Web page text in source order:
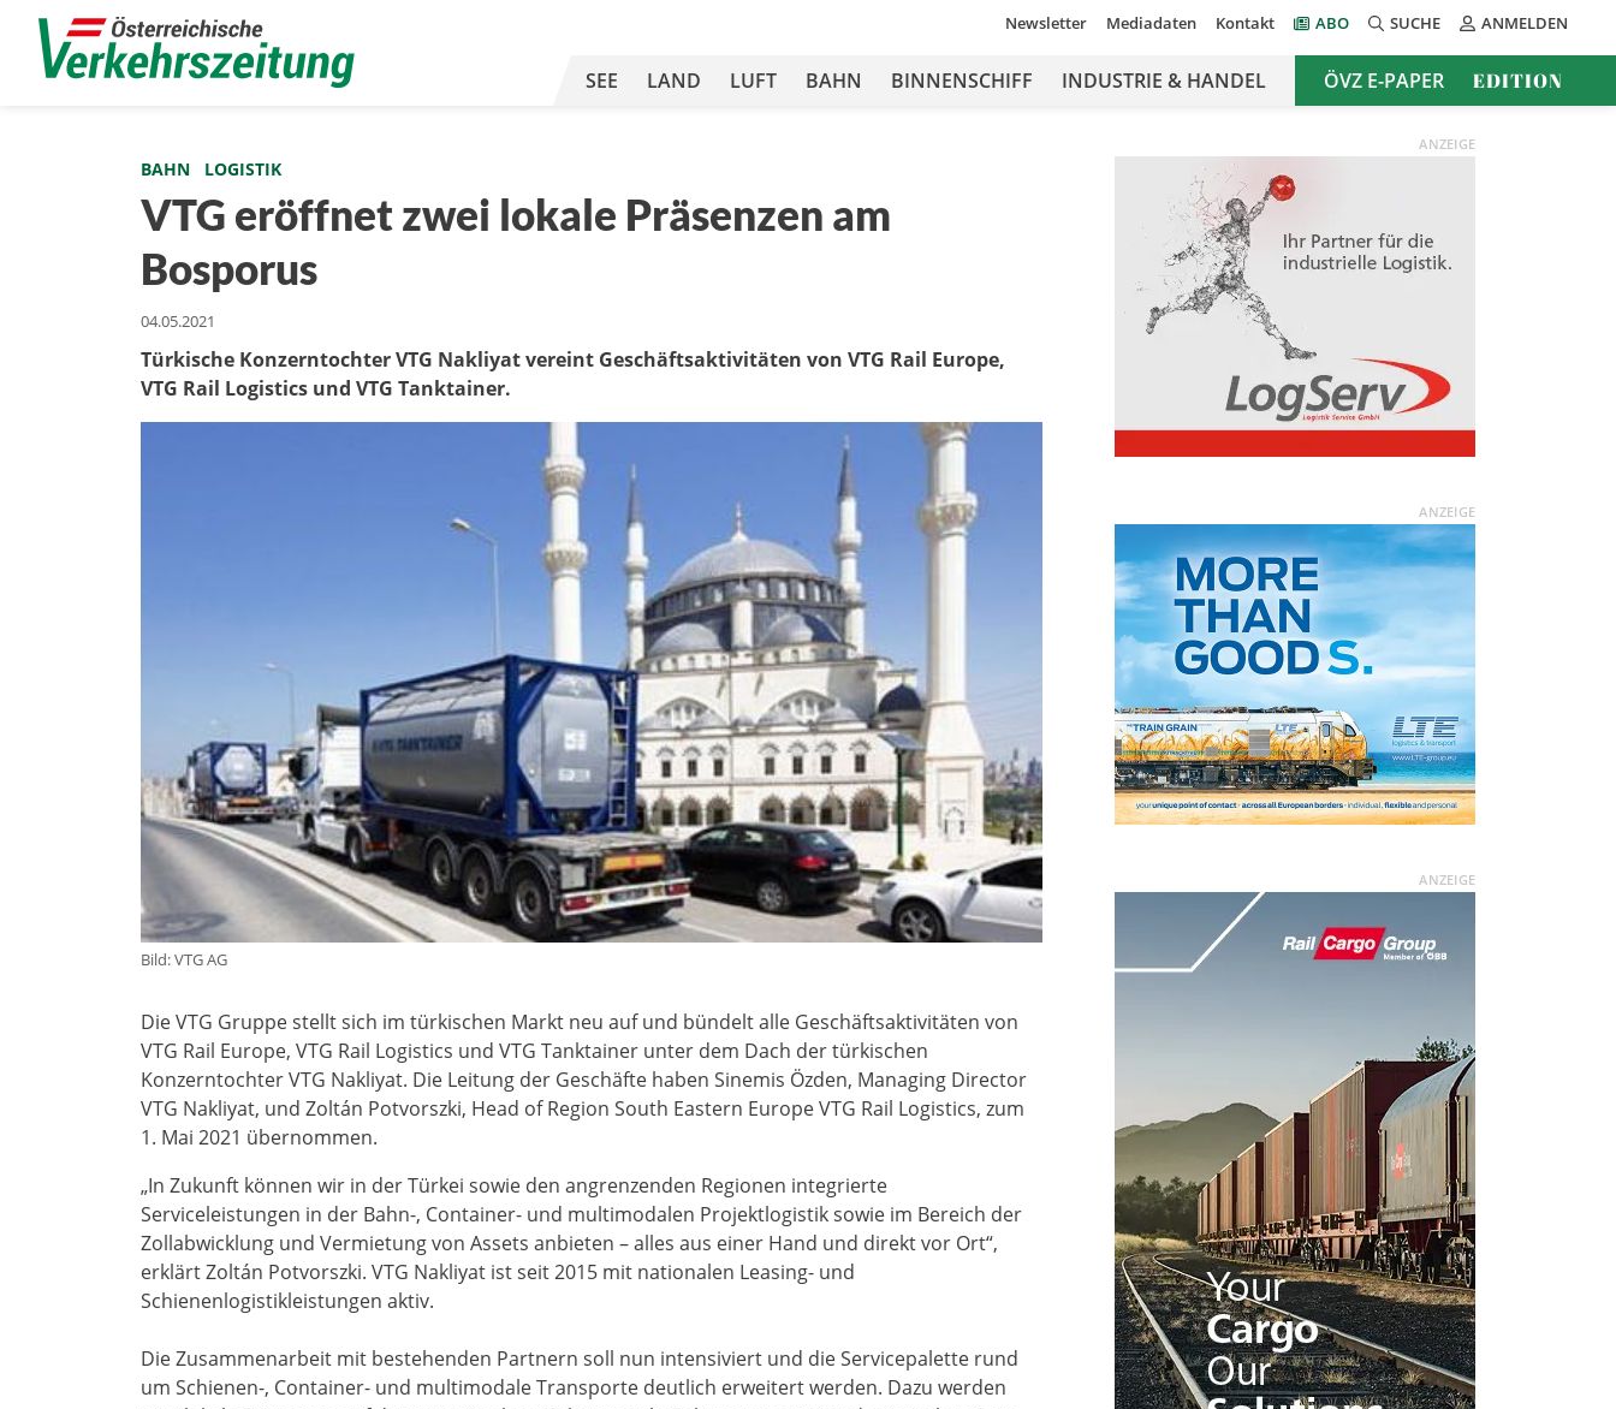
Newsletter Mediadaten Kontakt ABO SUCHE ANMELDEN
SEE LAND LUFT BAHN BINNENSCHIFF INDUSTRIE & HANDEL ÖVZ E-PAPER EDITION
BAHN LOGISTIK
VTG eröffnet zwei lokale Präsenzen am
Bosporus
04.05.2021
Türkische Konzerntochter VTG Nakliyat vereint Geschäftsaktivitäten von VTG Rail Europe,
VTG Rail Logistics und VTG Tanktainer.
Bild: VTG AG
Die VTG Gruppe stellt sich im türkischen Markt neu auf und bündelt alle Geschäftsaktivitäten von
VTG Rail Europe, VTG Rail Logistics und VTG Tanktainer unter dem Dach der türkischen
Konzerntochter VTG Nakliyat. Die Leitung der Geschäfte haben Sinemis Özden, Managing Director
VTG Nakliyat, und Zoltán Potvorszki, Head of Region South Eastern Europe VTG Rail Logistics, zum
1. Mai 2021 übernommen.
„In Zukunft können wir in der Türkei sowie den angrenzenden Regionen integrierte
Serviceleistungen in der Bahn-­, Container- und multimodalen Projektlogistik sowie im Bereich der
Zollabwicklung und Vermietung von Assets anbieten – alles aus einer Hand und direkt vor Ort“,
erklärt Zoltán Potvorszki. VTG Nakliyat ist seit 2015 mit nationalen Leasing- und
Schienenlogistikleistungen aktiv.
Die Zusammenarbeit mit bestehenden Partnern soll nun intensiviert und die Servicepalette rund
um Schienen-, Container- und multimodale Transporte deutlich erweitert werden. Dazu werden
ANZEIGE
ANZEIGE
ANZEIGE